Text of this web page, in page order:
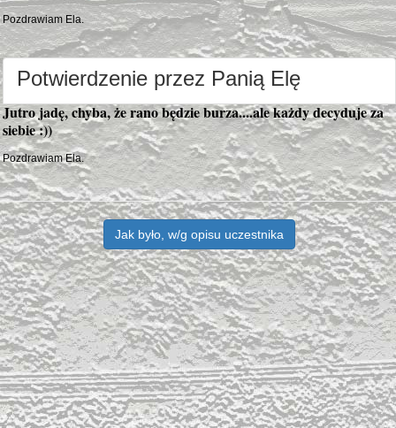
Pozdrawiam Ela.
Potwierdzenie przez Panią Elę
Jutro jadę, chyba, że rano będzie burza....ale każdy decyduje za
siebie :))
Pozdrawiam Ela.
Jak było, w/g opisu uczestnika